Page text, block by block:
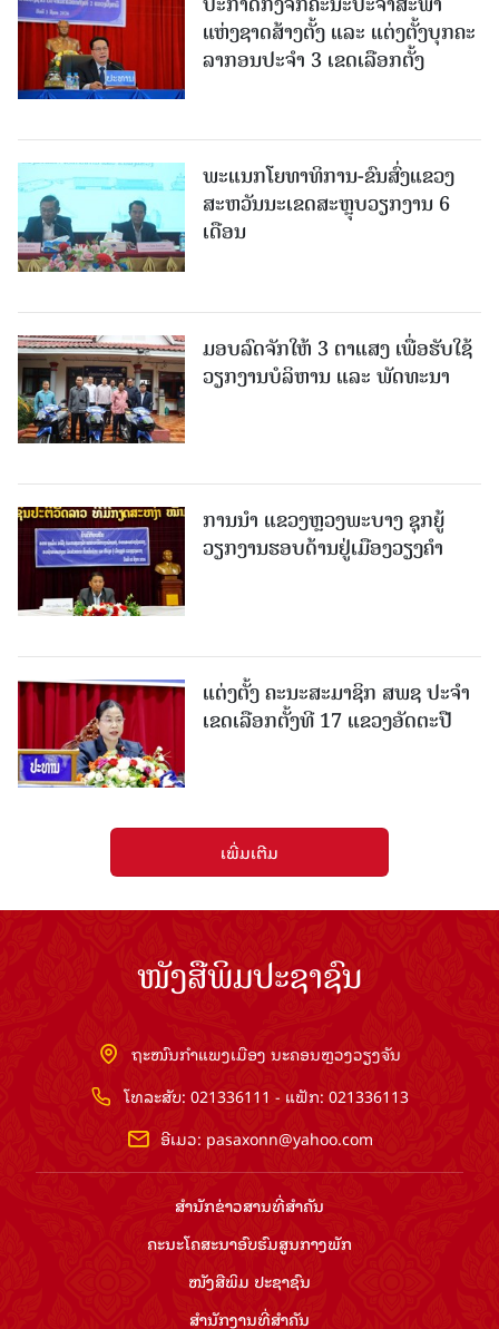
ແຫ່ງຊາດສ້າງຕັ້ງ ແລະ ແຕ່ງຕັ້ງບຸກຄະ
ລາກອນປະຈໍາ 3 ເຂດເລືອກຕັ້ງ
ພະແນກໂຍທາທິການ-ຂົນສົ່ງແຂວງ
ສະຫວັນນະເຂດສະຫຼຸບວຽກງານ 6
ເດືອນ
ມອບລົດຈັກໃຫ້ 3 ຕາແສງ ເພື່ອຮັບໃຊ້
ວຽກງານບໍລິຫານ ແລະ ພັດທະນາ
ການນຳ ແຂວງຫຼວງພະບາງ ຊຸກຍູ້
ວຽກງານຮອບດ້ານຢູ່ເມືອງວຽງຄໍາ
ແຕ່ງຕັ້ງ ຄະນະສະມາຊິກ ສພຊ ປະຈຳ
ເຂດເລືອກຕັ້ງທີ 17 ແຂວງອັດຕະປື
ເພີ່ມເຕີມ
ໜັງສືພິມປະຊາຊົນ
ຖະໜົນກຳແພງເມືອງ ນະຄອນຫຼວງວຽງຈັນ
ໂທລະສັບ: 021336111 - ແຟັກ: 021336113
ອີເມວ: pasaxonn@yahoo.com
ສຳ​ນັກ​ຂ່າວ​ສານ​ທີ່​ສຳ​ຄັນ​
ຄະນະໂຄສະນາອົບຮົມ​ສູນ​ກາງ​ພັກ
ໜັງສືພິມ ປະ​ຊາ​ຊົນ
ສຳ​ນັກ​ງານ​ທີ່​ສຳ​ຄັນ